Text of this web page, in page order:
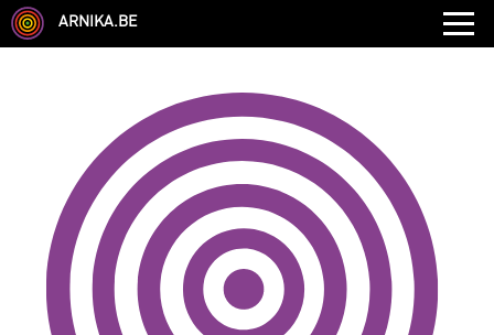
ARNIKA.BE
AUTRE COMPÉTENCE TYPE
LANGUES PARLÉES ÉCOLE
CHEVEUX TAILLE